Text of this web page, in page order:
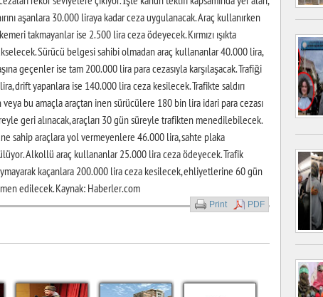
aşanlara 30.000 liraya kadar ceza uygulanacak. Araç kullanırken
takmayanlar ise 2.500 lira ceza ödeyecek. Kırmızı ışıkta
Sürücü belgesi sahibi olmadan araç kullananlar 40.000 lira,
geçenler ise tam 200.000 lira para cezasıyla karşılaşacak. Trafiği
drift yapanlara ise 140.000 lira ceza kesilecek. Trafikte saldırı
veya bu amaçla araçtan inen sürücülere 180 bin lira idari para cezası
geri alınacak, araçları 30 gün süreyle trafikten menedilebilecek.
sahip araçlara yol vermeyenlere 46.000 lira, sahte plaka
Alkollü araç kullananlar 25.000 lira ceza ödeyecek. Trafik
kaçanlara 200.000 lira ceza kesilecek, ehliyetlerine 60 gün
edilecek. Kaynak: Haberler.com
Print PDF